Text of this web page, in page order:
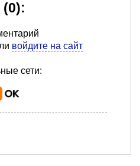
войдите на сайт
сети: